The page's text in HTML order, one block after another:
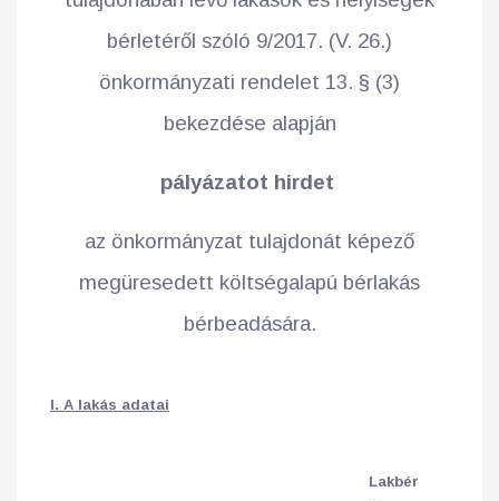
bérletéről szóló 9/2017. (V. 26.)
önkormányzati rendelet 13. § (3)
bekezdése alapján
pályázatot hirdet
az önkormányzat tulajdonát képező
megüresedett költségalapú bérlakás
bérbeadására.
I. A lakás adatai
Lakbér